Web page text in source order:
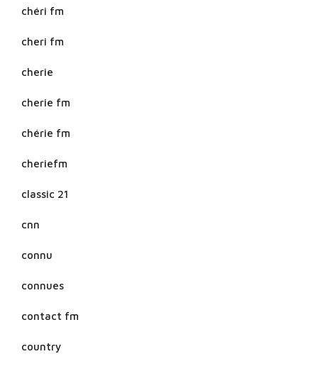
chéri fm
cheri fm
cherie
cherie fm
chérie fm
cheriefm
classic 21
cnn
connu
connues
contact fm
country